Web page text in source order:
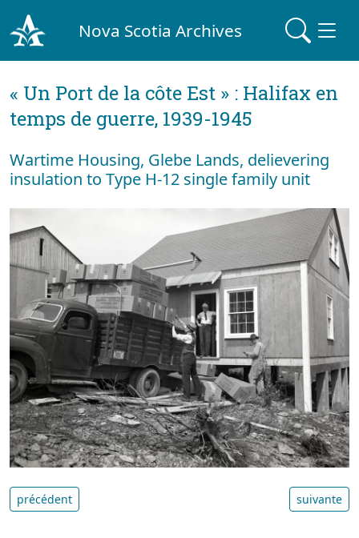
Nova Scotia Archives
« Un Port de la côte Est » : Halifax en
temps de guerre, 1939-1945
Wartime Housing, Glebe Lands, delievering
insulation to Type H-12 single family unit
précédent suivante